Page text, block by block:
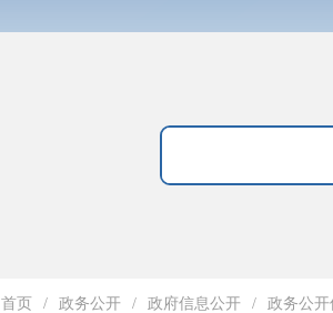
首页 / 政务公开 / 政府信息公开 / 政务公